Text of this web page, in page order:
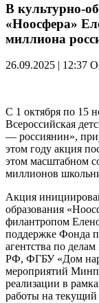
В культурно-
«Ноосфера»
миллиона
26.09.2025 | 12:37
С 1 октября по 15
Всероссийская
— россиянин»,
этом году акция
этом масштабном
миллионов
Акция
образования
филантропом
поддержке Фонда
агентства по
РФ, ФГБУ «Дом
мероприятий
реализации в
работы на